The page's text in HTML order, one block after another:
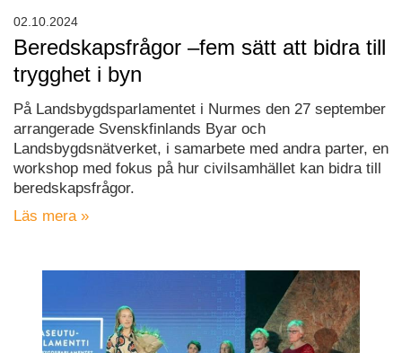
Beredskapsfrågor –fem sätt att bidra till
trygghet i byn
På Landsbygdsparlamentet i Nurmes den 27 september
arrangerade Svenskfinlands Byar och
Landsbygdsnätverket, i samarbete med andra parter, en
workshop med fokus på hur civilsamhället kan bidra till
beredskapsfrågor.
Läs mera »
02.10.2024